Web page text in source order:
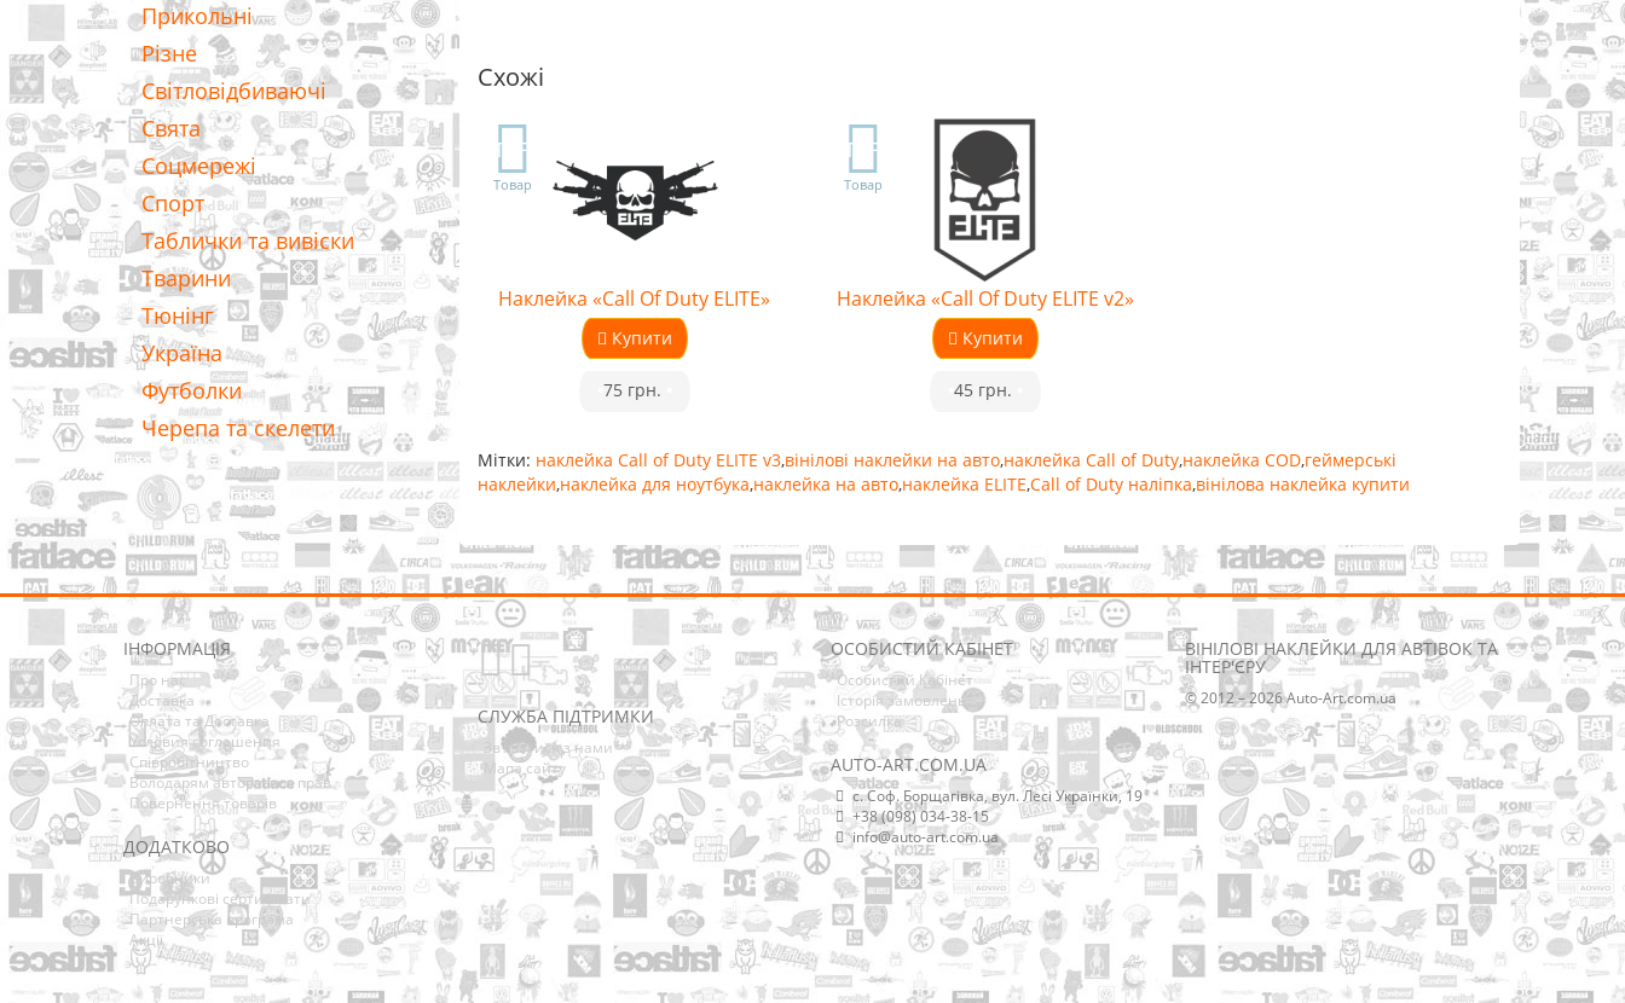
Прикольні
Різне
Світловідбиваючі
Свята
Соцмережі
Спорт
Таблички та вивіски
Тварини
Тюнінг
Україна
Футболки
Черепа та скелети
Схожі
TOP
Товар
Наклейка «Call Of Duty ELITE»
Купити
75 грн.
TOP
Товар
Наклейка «Call Of Duty ELITE v2»
Купити
45 грн.
Мітки: наклейка Call of Duty ELITE v3,вінілові наклейки на авто,наклейка Call of Duty,наклейка COD,геймерські
наклейки,наклейка для ноутбука,наклейка на авто,наклейка ELITE,Call of Duty наліпка,вінілова наклейка купити
ІНФОРМАЦІЯ
Про нас
Доставка
Оплата та Доставка
Условия соглашения
Співробітництво
Володарям авторських прав
Повернення товарів
ДОДАТКОВО
Виробники
Подарункові сертифікати
Партнерська програма
Акції
СЛУЖБА ПІДТРИМКИ
Зв’язатися з нами
Мапа сайту
ОСОБИСТИЙ КАБІНЕТ
Особистий Кабінет
Історія замовлень
Розсилка
AUTO-ART.COM.UA
с. Соф. Борщагівка, вул. Лесі Українки, 19
+38 (098) 034-38-15
info@auto-art.com.ua
ВІНІЛОВІ НАКЛЕЙКИ ДЛЯ АВТІВОК ТА
ІНТЕР'ЄРУ
© 2012 – 2026 Auto-Art.com.ua